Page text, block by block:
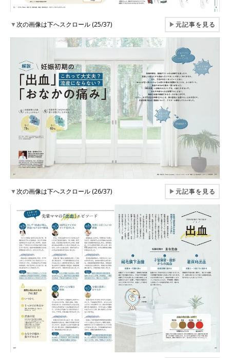
▼次の画像は下へスクロール (25/37) ▶元記事を見る
▼次の画像は下へスクロール (26/37) ▶元記事を見る